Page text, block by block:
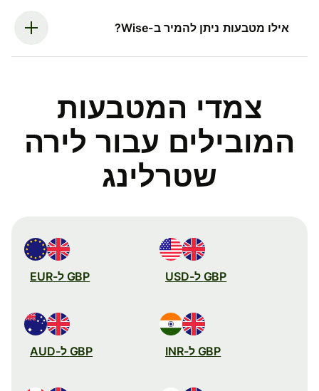
אילו מטבעות ניתן להמיר ב-Wise?
צמדי המטבעות
המובילים עבור לירה
שטרלינג
GBP ל-USD GBP ל-EUR
GBP ל-INR GBP ל-AUD